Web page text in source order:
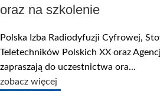
oraz na szkolenie
Polska Izba Radiodyfuzji Cyfrowej,
Teletechników Polskich XX oraz
zapraszają do uczestnictwa ora...
zobacz więcej